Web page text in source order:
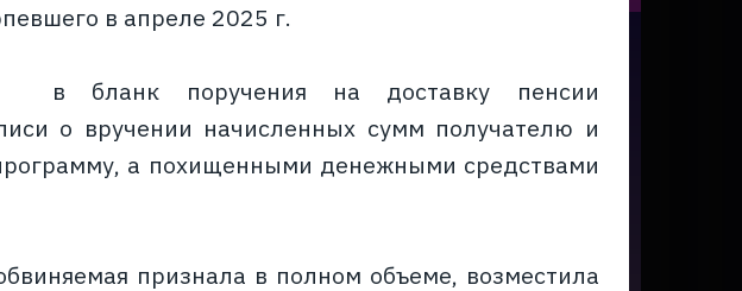
в апреле 2025 г.
в бланк поручения на доставку пенсии
о вручении начисленных сумм получателю и
а похищенными денежными средствами
признала в полном объеме, возместила